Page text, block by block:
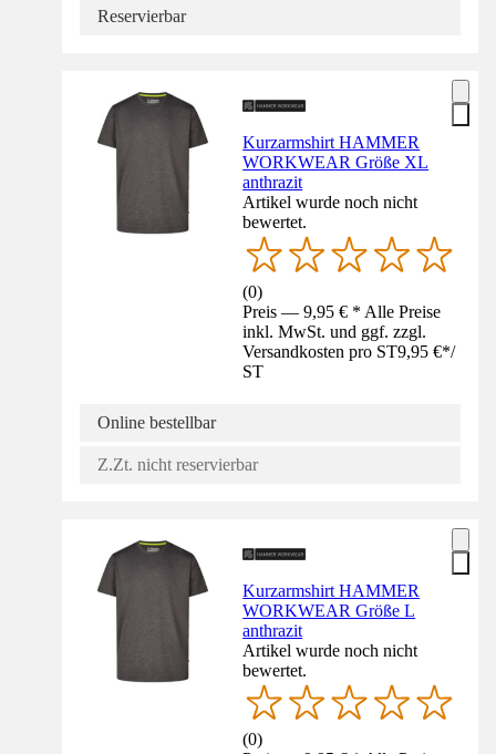
Reservierbar
Kurzarmshirt HAMMER
WORKWEAR Größe XL
anthrazit
Artikel wurde noch nicht
bewertet.
(0)
Preis — 9,95 € * Alle Preise
inkl. MwSt. und ggf. zzgl.
Versandkosten pro ST9,95 €*/
ST
Online bestellbar
Z.Zt. nicht reservierbar
Kurzarmshirt HAMMER
WORKWEAR Größe L
anthrazit
Artikel wurde noch nicht
bewertet.
(0)